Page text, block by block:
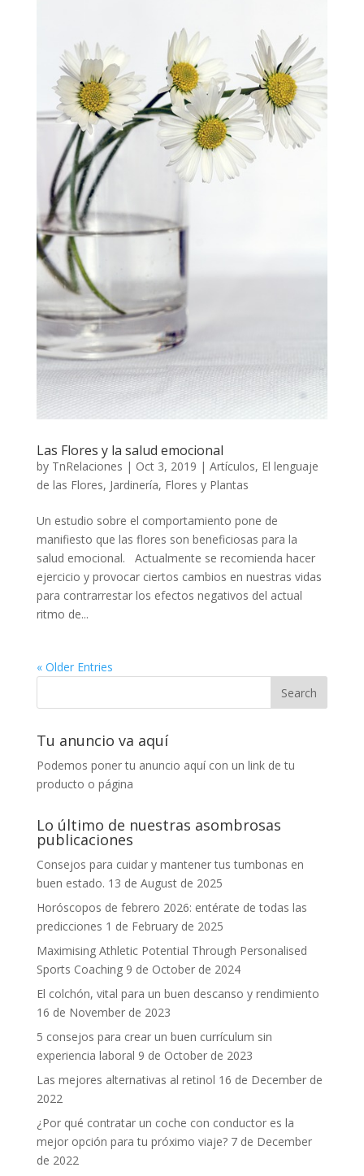
Las Flores y la salud emocional
by TnRelaciones | Oct 3, 2019 | Artículos, El lenguaje
de las Flores, Jardinería, Flores y Plantas
Un estudio sobre el comportamiento pone de
manifiesto que las flores son beneficiosas para la
salud emocional. Actualmente se recomienda hacer
ejercicio y provocar ciertos cambios en nuestras vidas
para contrarrestar los efectos negativos del actual
ritmo de...
« Older Entries
Tu anuncio va aquí
Podemos poner tu anuncio aquí con un link de tu
producto o página
Lo último de nuestras asombrosas
publicaciones
Consejos para cuidar y mantener tus tumbonas en
buen estado. 13 de August de 2025
Horóscopos de febrero 2026: entérate de todas las
predicciones 1 de February de 2025
Maximising Athletic Potential Through Personalised
Sports Coaching 9 de October de 2024
El colchón, vital para un buen descanso y rendimiento
16 de November de 2023
5 consejos para crear un buen currículum sin
experiencia laboral 9 de October de 2023
Las mejores alternativas al retinol 16 de December de
2022
¿Por qué contratar un coche con conductor es la
mejor opción para tu próximo viaje? 7 de December
de 2022